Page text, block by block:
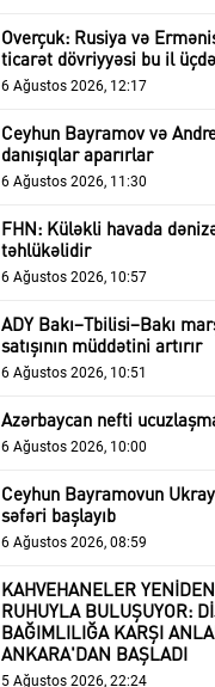
Overçuk: Rusiya və
ticarət dövriyyəsi bu il
6 Ağustos 2026, 12:17
Ceyhun Bayramov və
danışıqlar aparırlar
6 Ağustos 2026, 11:30
FHN: Küləkli havada
təhlükəlidir
6 Ağustos 2026, 10:57
ADY Bakı–Tbilisi–Bakı
satışının müddətini artırır
6 Ağustos 2026, 10:51
Azərbaycan nefti
6 Ağustos 2026, 10:00
Ceyhun Bayramovun
səfəri başlayıb
6 Ağustos 2026, 08:59
KAHVEHANELER
RUHUYLA BULUŞUYOR:
BAĞIMLILIĞA KARŞI
ANKARA'DAN BAŞLADI
5 Ağustos 2026, 22:24